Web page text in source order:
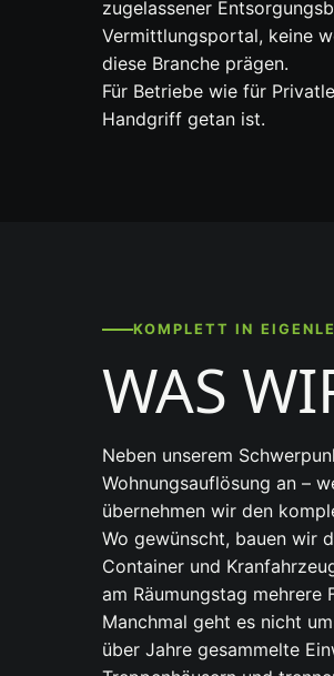
zugelassener
Vermittlungsportal, keine
diese Branche prägen.
Für Betriebe wie für
Handgriff getan ist.
KOMPLETT IN
WAS
Neben unserem
Wohnungsauflösung an –
übernehmen wir den
Wo gewünscht, bauen wir
Container und
am Räumungstag mehrere
Manchmal geht es nicht
über Jahre gesammelte